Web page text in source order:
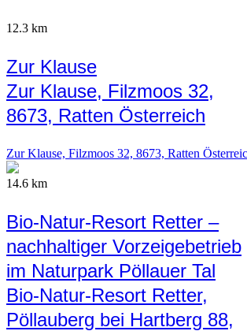
12.3 km
Zur Klause
Zur Klause, Filzmoos 32,
8673, Ratten Österreich
Zur Klause, Filzmoos 32, 8673, Ratten
14.6 km
Bio-Natur-Resort Retter –
nachhaltiger Vorzeigebetrieb
im Naturpark Pöllauer Tal
Bio-Natur-Resort Retter,
Pöllauberg bei Hartberg 88,